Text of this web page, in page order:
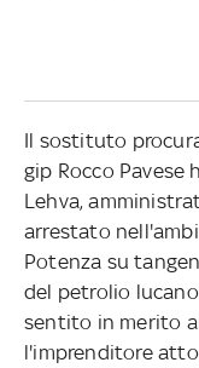
Il sostituto
gip Rocco
Lehva,
arrestato
Potenza su
del petrolio
sentito in merito
l'imprenditore